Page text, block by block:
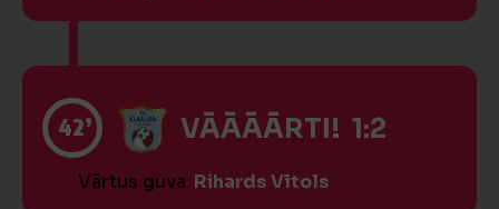
42’ VĀĀĀĀRTI! 1:2
Vārtus guva Rihards Vītols